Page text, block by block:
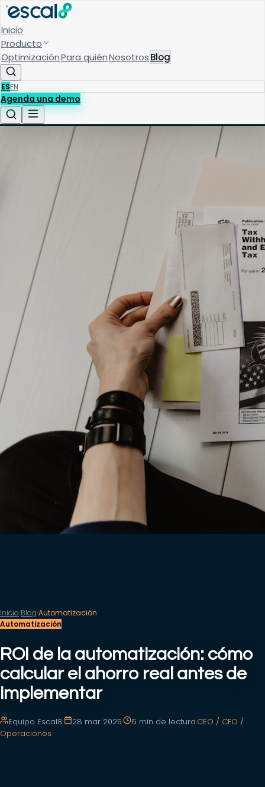
Inicio
Producto
OptimizaciónPara quiénNosotrosBlog
ESEN
Agenda una demo
Inicio/Blog/Automatización
Automatización
ROI de la automatización: cómo
calcular el ahorro real antes de
implementar
Equipo Escal8· 28 mar 2025· 6 min de lectura·CEO / CFO /
Operaciones